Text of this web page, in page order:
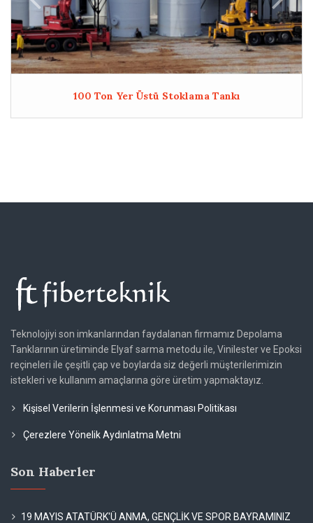
100 Ton Yer Üstü Stoklama Tankı
Teknolojiyi son imkanlarından faydalanan firmamız Depolama
Tanklarının üretiminde Elyaf sarma metodu ile, Vinilester ve Epoksi
reçineleri ile çeşitli çap ve boylarda siz değerli müşterilerimizin
istekleri ve kullanım amaçlarına göre üretim yapmaktayız.
Kişisel Verilerin İşlenmesi ve Korunması Politikası
Çerezlere Yönelik Aydınlatma Metni
Son Haberler
19 MAYIS ATATÜRK'Ü ANMA, GENÇLİK VE SPOR BAYRAMINIZ